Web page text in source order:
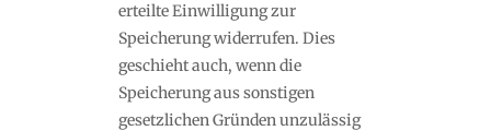
erteilte Einwilligung zur
Speicherung widerrufen. Dies
geschieht auch, wenn die
Speicherung aus sonstigen
gesetzlichen Gründen unzulässig